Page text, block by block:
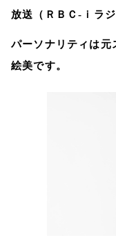
放送（ＲＢＣ‐ｉラ
パーソナリティは元
絵美です。